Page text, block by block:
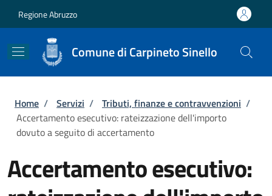
Regione Abruzzo
Comune di Carpineto Sinello
Briciole di pane
Home / Servizi / Tributi, finanze e contravvenzioni /
Accertamento esecutivo: rateizzazione dell'importo
dovuto a seguito di accertamento
Accertamento esecutivo: